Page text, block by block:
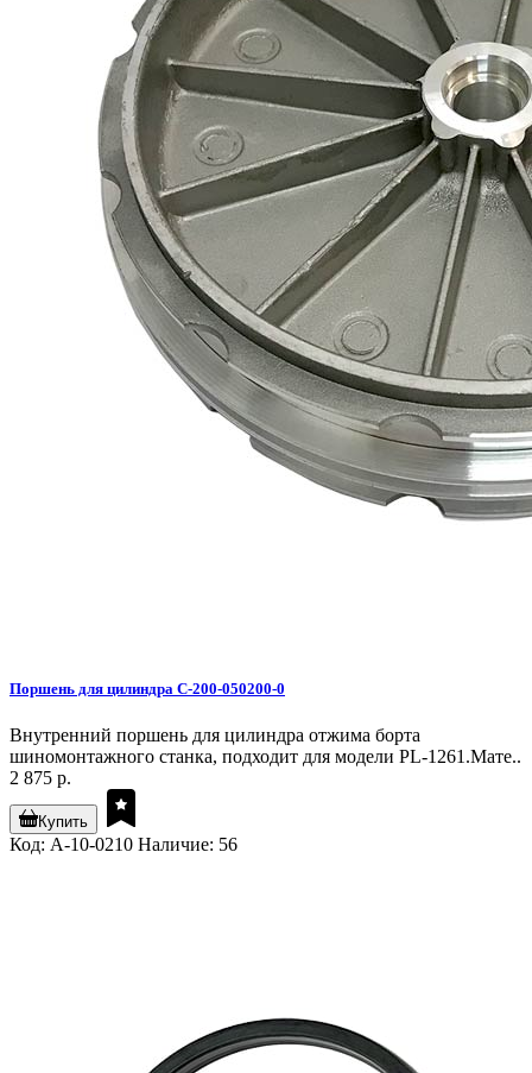
Поршень для цилиндра C-200-050200-0
Внутренний поршень для цилиндра отжима борта
шиномонтажного станка, подходит для модели PL-1261.Мате..
2 875 р.
Купить
Код: A-10-0210 Наличие: 56